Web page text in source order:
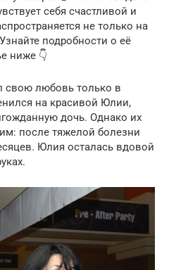
себя счастливой и
не только на
подробности о её
ниже 👇
свою любовь только в
на красивой Юлии,
дочь. Однако их
после тяжелой болезни
Юлия осталась вдовой